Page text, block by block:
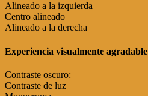
Alineado a la izquierda
Centro alineado
Alineado a la derecha
Experiencia visualmente agradable
Contraste oscuro:
Contraste de luz